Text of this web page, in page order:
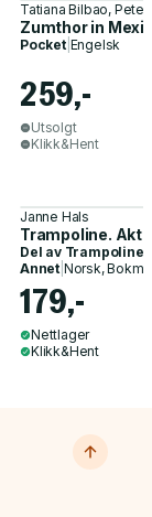
Tatiana Bilbao,
Zumthor in
Pocket| Engelsk
259,-
Utsolgt
Klikk&Hent
Janne Hals
Trampoline.
Del av Trampoline
Annet| Norsk,
179,-
Nettlager
Klikk&Hent